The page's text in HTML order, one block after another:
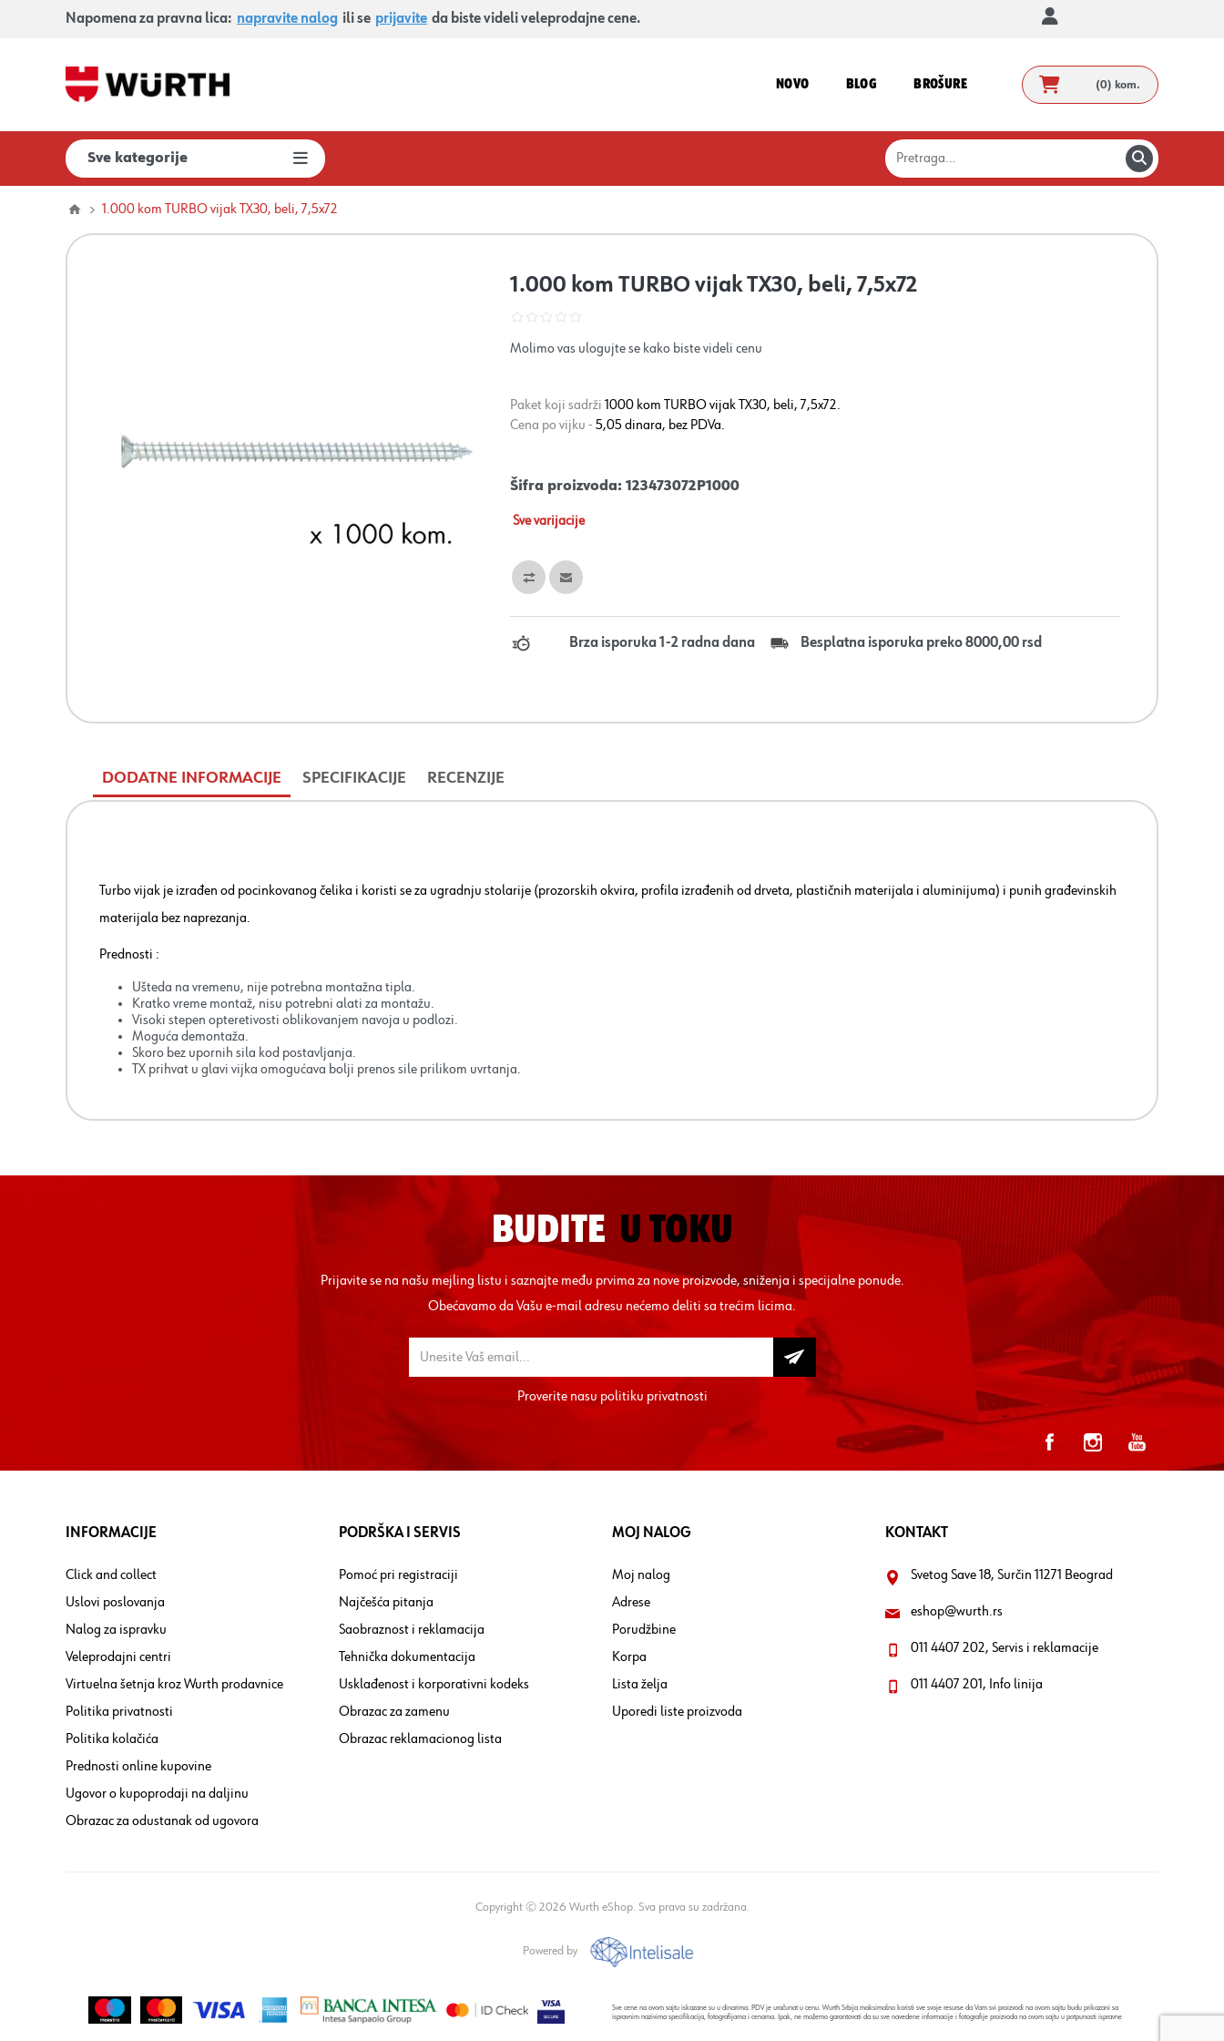
Napomena za pravna lica: napravite nalog ili se prijavite da biste videli veleprodajne cene.
NOVO BLOG BROŠURE (0) kom.
Sve kategorije
1.000 kom TURBO vijak TX30, beli, 7,5x72
1.000 kom TURBO vijak TX30, beli, 7,5x72
Molimo vas ulogujte se kako biste videli cenu
Paket koji sadrži1000 kom TURBO vijak TX30, beli, 7,5x72.
Cena po vijku - 5,05 dinara, bez PDVa.
Šifra proizvoda: 123473072P1000
Sve varijacije
Brza isporuka 1-2 radna dana Besplatna isporuka preko 8000,00 rsd
DODATNE INFORMACIJE SPECIFIKACIJE RECENZIJE
Turbo vijak je izrađen od pocinkovanog čelika i koristi se za ugradnju stolarije (prozorskih okvira, profila izrađenih od drveta, plastičnih materijala i aluminijuma) i punih građevinskih
materijala bez naprezanja.
Prednosti :
Ušteda na vremenu, nije potrebna montažna tipla.
Kratko vreme montaž, nisu potrebni alati za montažu.
Visoki stepen opteretivosti oblikovanjem navoja u podlozi.
Moguća demontaža.
Skoro bez upornih sila kod postavljanja.
TX prihvat u glavi vijka omogućava bolji prenos sile prilikom uvrtanja.
BUDITE U TOKU
Prijavite se na našu mejling listu i saznajte među prvima za nove proizvode, sniženja i specijalne ponude.
Obećavamo da Vašu e-mail adresu nećemo deliti sa trećim licima.
Proverite nasupolitiku privatnosti
INFORMACIJE
Click and collect
Uslovi poslovanja
Nalog za ispravku
Veleprodajni centri
Virtuelna šetnja kroz Wurth prodavnice
Politika privatnosti
Politika kolačića
Prednosti online kupovine
Ugovor o kupoprodaji na daljinu
Obrazac za odustanak od ugovora
PODRŠKA I SERVIS
Pomoć pri registraciji
Najčešća pitanja
Saobraznost i reklamacija
Tehnička dokumentacija
Usklađenost i korporativni kodeks
Obrazac za zamenu
Obrazac reklamacionog lista
MOJ NALOG
Moj nalog
Adrese
Porudžbine
Korpa
Lista želja
Uporedi liste proizvoda
KONTAKT
Svetog Save 18, Surčin 11271 Beograd
eshop@wurth.rs
011 4407 202, Servis i reklamacije
011 4407 201, Info linija
Copyright © 2026 Wurth eShop. Sva prava su zadržana.
Powered by
Sve cene na ovom sajtu iskazane su u dinarima. PDV je uračunat u cenu. Wurth Srbija maksimalno koristi sve svoje resurse da Vam svi proizvodi na ovom sajtu budu prikazani sa
ispravnim nazivima specifikacija, fotografijama i cenama. Ipak, ne možemo garantovati da su sve navedene informacije i fotografije proizvoda na ovom sajtu u potpunosti ispravne